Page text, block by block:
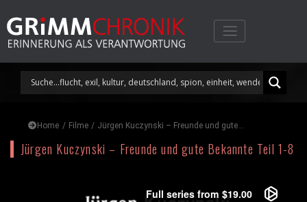
content
Home / Filme / Jürgen Kuczynski – Freunde und gute...
Jürgen Kuczynski – Freunde und gute Bekannte Teil 1-8